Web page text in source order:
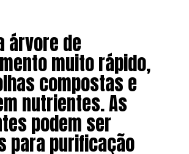
árvore de
muito rápido,
compostas e
nutrientes. As
podem ser
para purificação